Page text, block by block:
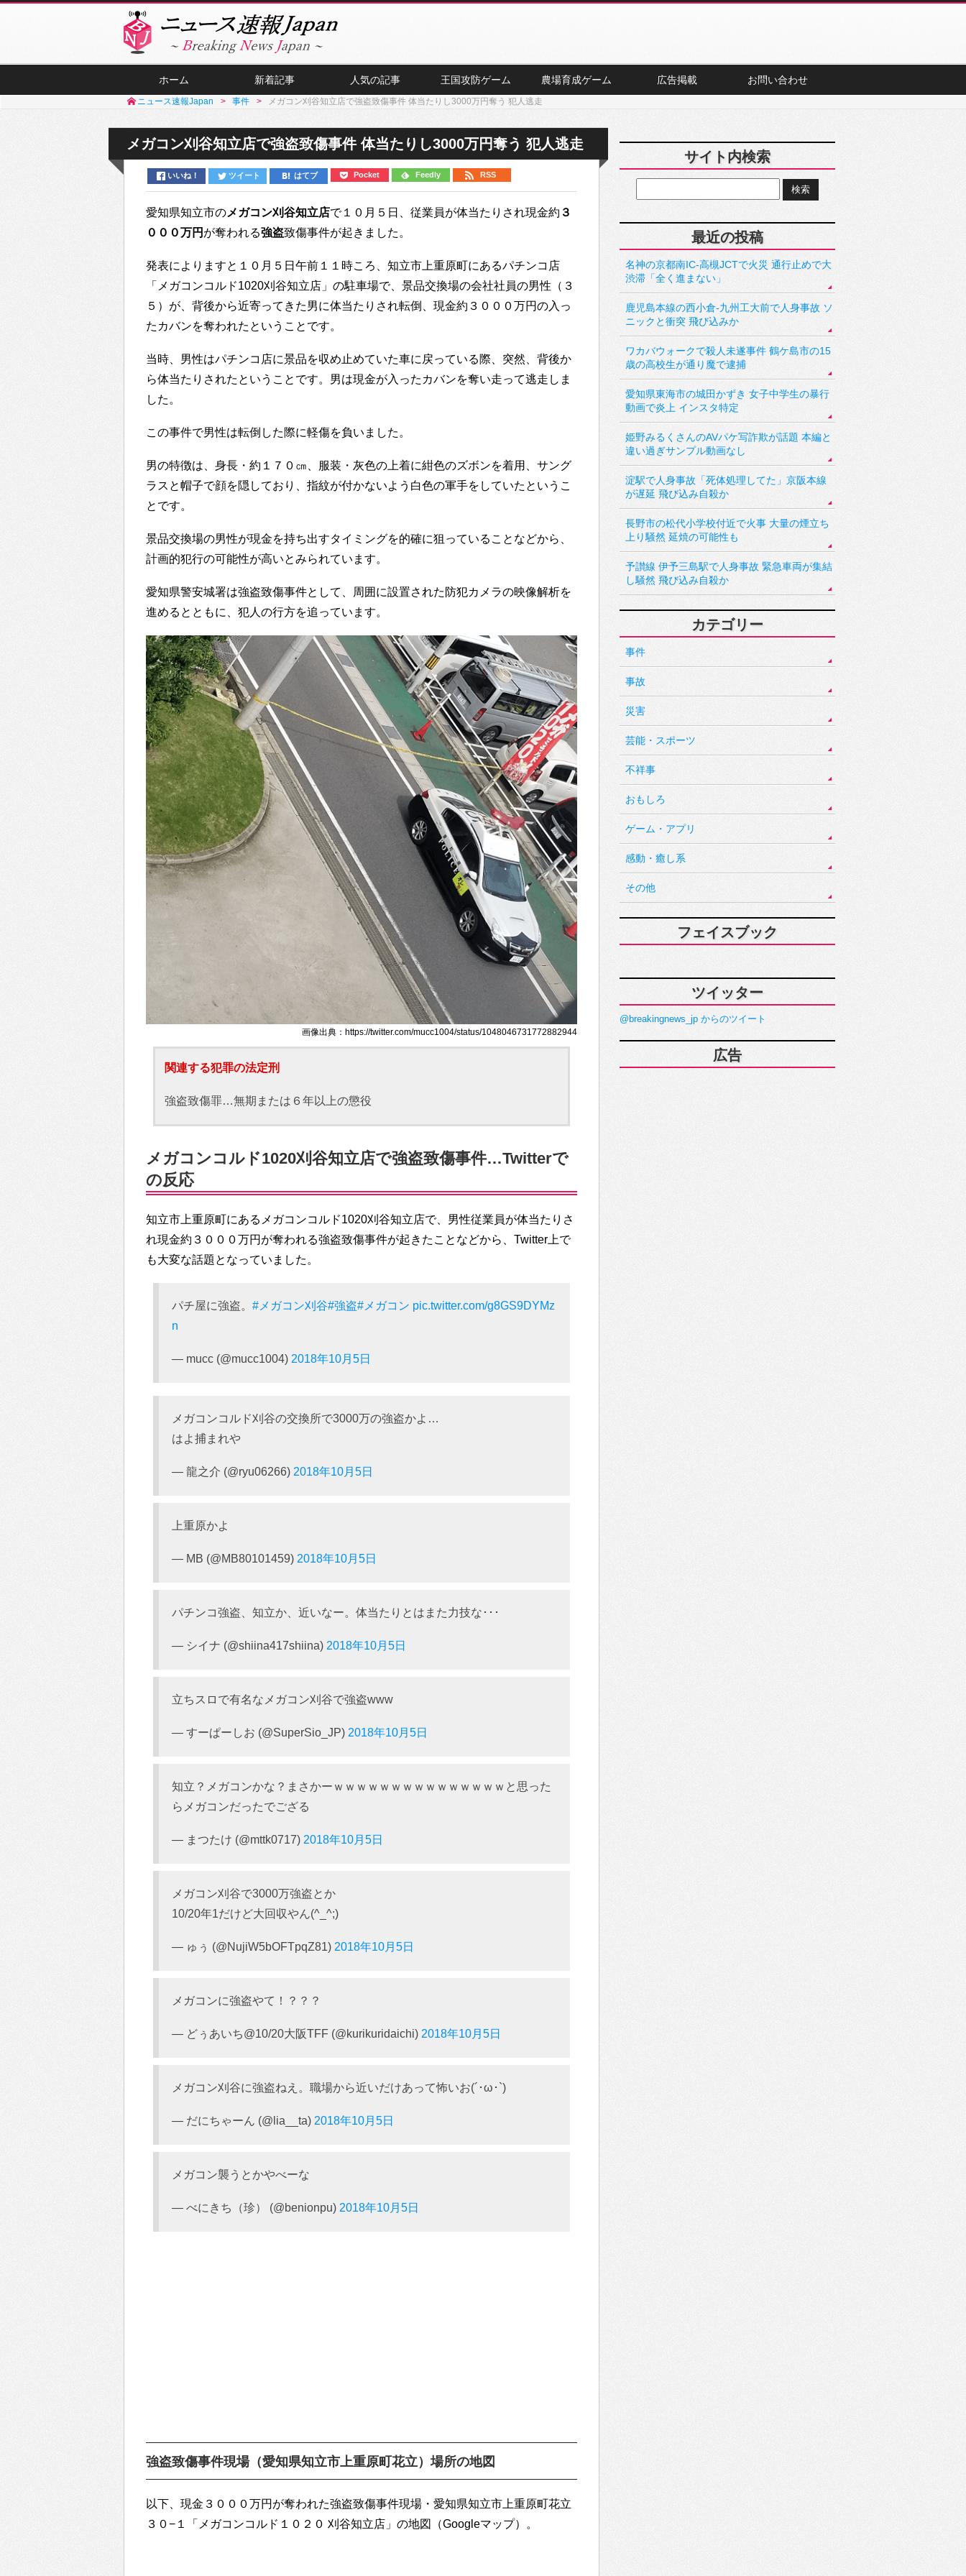
ホーム 新着記事 人気の記事 王国攻防ゲーム 農場育成ゲーム 広告掲載 お問い合わせ
ニュース速報Japan 事件 メガコン刈谷知立店で強盗致傷事件 体当たりし3000万円奪う 犯人逃走
メガコン刈谷知立店で強盗致傷事件 体当たりし3000万円奪う 犯人逃走
いいね！ ツイート はてブ Pocket Feedly RSS
愛知県知立市のメガコン刈谷知立店で１０月５日、従業員が体当たりされ現金約 ３
０００万円 が奪われる強盗致傷事件が起きました。
発表によりますと１０月５日午前１１時ころ、知立市上重原町にあるパチンコ店
「メガコンコルド1020刈谷知立店」の駐車場で、景品交換場の会社社員の男性（３
５）が、背後から近寄ってきた男に体当たりされ転倒、現金約３０００万円の入っ
たカバンを奪われたということです。
当時、男性はパチンコ店に景品を収め止めていた車に戻っている際、突然、背後か
ら体当たりされたということです。男は現金が入ったカバンを奪い走って逃走しま
した。
この事件で男性は転倒した際に軽傷を負いました。
男の特徴は、身長・約１７０㎝、服装・灰色の上着に紺色のズボンを着用、サング
ラスと帽子で顔を隠しており、指紋が付かないよう白色の軍手をしていたというこ
とです。
景品交換場の男性が現金を持ち出すタイミングを的確に狙っていることなどから、
計画的犯行の可能性が高いとみられています。
愛知県警安城署は強盗致傷事件として、周囲に設置された防犯カメラの映像解析を
進めるとともに、犯人の行方を追っています。
画像出典：https://twitter.com/mucc1004/status/1048046731772882944
関連する犯罪の法定刑
強盗致傷罪…無期または６年以上の懲役
メガコンコルド1020刈谷知立店で強盗致傷事件…Twitterで
の反応
知立市上重原町にあるメガコンコルド1020刈谷知立店で、男性従業員が体当たりさ
れ現金約３０００万円が奪われる強盗致傷事件が起きたことなどから、Twitter上で
も大変な話題となっていました。
パチ屋に強盗。 #メガコン刈谷#強盗#メガコン pic.twitter.com/g8GS9DYMz
n
— mucc (@mucc1004) 2018年10月5日
メガコンコルド刈谷の交換所で3000万の強盗かよ…
はよ捕まれや
— 龍之介 (@ryu06266) 2018年10月5日
上重原かよ
— MB (@MB80101459) 2018年10月5日
パチンコ強盗、知立か、近いなー。体当たりとはまた力技な･･･
— シイナ (@shiina417shiina) 2018年10月5日
立ちスロで有名なメガコン刈谷で強盗www
— すーぱーしお (@SuperSio_JP) 2018年10月5日
知立？メガコンかな？まさかーｗｗｗｗｗｗｗｗｗｗｗｗｗｗｗと思った
らメガコンだったでござる
— まつたけ (@mttk0717) 2018年10月5日
メガコン刈谷で3000万強盗とか
10/20年1だけど大回収やん(^_^;)
— ゅぅ (@NujiW5bOFTpqZ81) 2018年10月5日
メガコンに強盗やて！？？？
— どぅあいち@10/20大阪TFF (@kurikuridaichi) 2018年10月5日
メガコン刈谷に強盗ねえ。職場から近いだけあって怖いお(´･ω･`)
— だにちゃーん (@lia__ta) 2018年10月5日
メガコン襲うとかやべーな
— べにきち（珍） (@benionpu) 2018年10月5日
強盗致傷事件現場（愛知県知立市上重原町花立）場所の地図
以下、現金３０００万円が奪われた強盗致傷事件現場・愛知県知立市上重原町花立
３０−１「メガコンコルド１０２０ 刈谷知立店」の地図（Googleマップ）。
サイト内検索
最近の投稿
名神の京都南IC-高槻JCTで火災 通行止めで大
渋滞「全く進まない」
鹿児島本線の西小倉-九州工大前で人身事故 ソ
ニックと衝突 飛び込みか
ワカバウォークで殺人未遂事件 鶴ケ島市の15
歳の高校生が通り魔で逮捕
愛知県東海市の城田かずき 女子中学生の暴行
動画で炎上 インスタ特定
姫野みるくさんのAVパケ写詐欺が話題 本編と
違い過ぎサンプル動画なし
淀駅で人身事故「死体処理してた」京阪本線
が遅延 飛び込み自殺か
長野市の松代小学校付近で火事 大量の煙立ち
上り騒然 延焼の可能性も
予讃線 伊予三島駅で人身事故 緊急車両が集結
し騒然 飛び込み自殺か
カテゴリー
事件
事故
災害
芸能・スポーツ
不祥事
おもしろ
ゲーム・アプリ
感動・癒し系
その他
フェイスブック
ツイッター
@breakingnews_jp からのツイート
広告